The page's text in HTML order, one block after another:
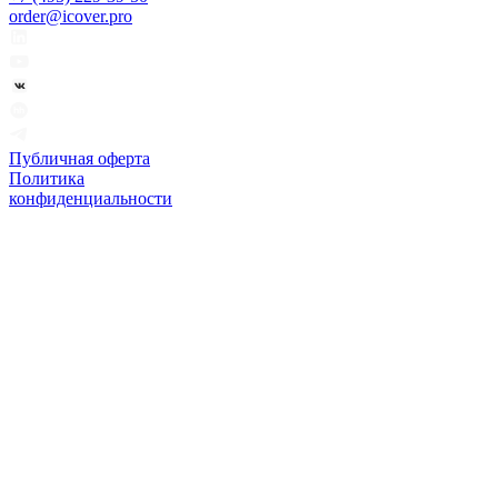
order@icover.pro
Публичная оферта
Политика
конфиденциальности